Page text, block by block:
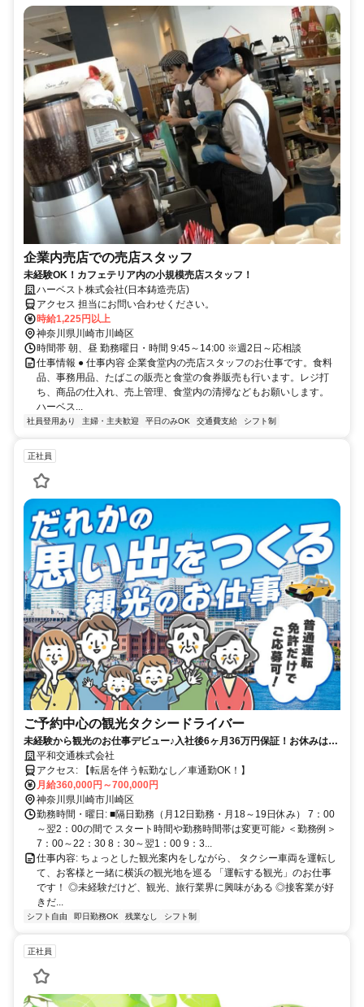
企業内売店での売店スタッフ
未経験OK！カフェテリア内の小規模売店スタッフ！
ハーベスト株式会社(日本鋳造売店)
アクセス 担当にお問い合わせください。
時給1,225円以上
神奈川県川崎市川崎区
時間帯 朝、昼 勤務曜日・時間 9:45～14:00 ※週2日～応相談
仕事情報 ● 仕事内容 企業食堂内の売店スタッフのお仕事です。食料
品、事務用品、たばこの販売と食堂の食券販売も行います。レジ打
ち、商品の仕入れ、売上管理、食堂内の清掃などもお願いします。
ハーベス...
社員登用あり 主婦・主夫歓迎 平日のみOK 交通費支給 シフト制
正社員
ご予約中心の観光タクシードライバー
未経験から観光のお仕事デビュー♪入社後6ヶ月36万円保証！お休みは月
18～19日！しっかり睡眠時間の確保もできます！
平和交通株式会社
アクセス: 【転居を伴う転勤なし／車通勤OK！】
月給360,000円～700,000円
神奈川県川崎市川崎区
勤務時間・曜日: ■隔日勤務（月12日勤務・月18～19日休み） 7：00
～翌2：00の間で スタート時間や勤務時間帯は変更可能♪ ＜勤務例＞
7：00～22：30 8：30～翌1：00 9：3...
仕事内容: ちょっとした観光案内をしながら、 タクシー車両を運転し
て、お客様と一緒に横浜の観光地を巡る 「運転する観光」のお仕事
です！ ◎未経験だけど、観光、旅行業界に興味がある ◎接客業が好
きだ...
シフト自由 即日勤務OK 残業なし シフト制
正社員